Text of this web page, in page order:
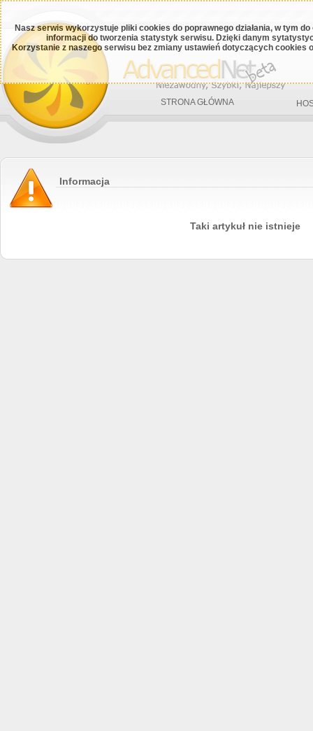
Nasz serwis wykorzystuje pliki cookies do poprawnego działania, w tym
informacji do tworzenia statystyk serwisu. Dzięki danym
Korzystanie z naszego serwisu bez zmiany ustawień dotyczących cookies
STRONA GŁÓWNA
Informacja
Taki artykuł nie istnieje